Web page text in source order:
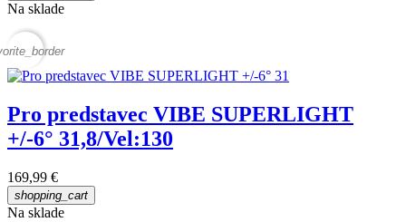
Na sklade
Pro predstavec VIBE SUPERLIGHT
+/-6° 31,8/Vel:130
169,99 €
shopping_cart
Na sklade